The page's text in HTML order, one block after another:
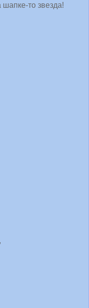
шапке-то звезда!